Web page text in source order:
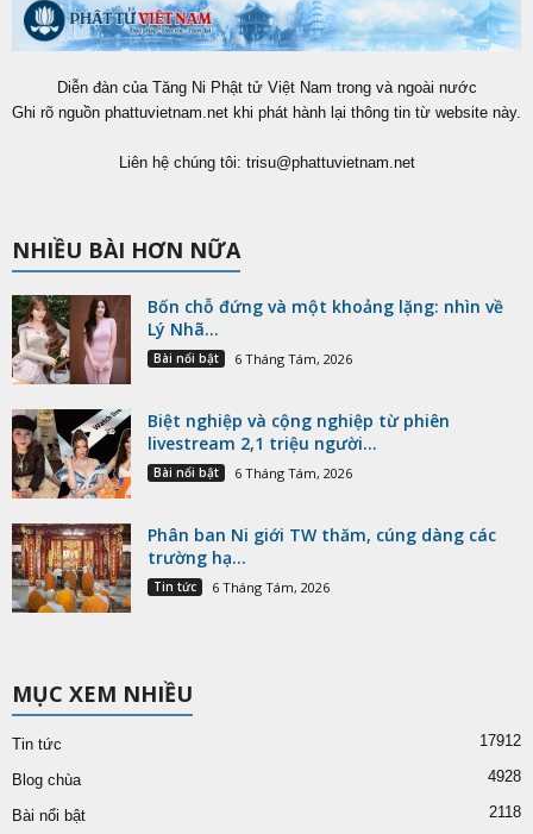
Diễn đàn của Tăng Ni Phật tử Việt Nam trong và ngoài nước
Ghi rõ nguồn phattuvietnam.net khi phát hành lại thông tin từ website này.
Liên hệ chúng tôi: trisu@phattuvietnam.net
NHIỀU BÀI HƠN NỮA
Bốn chỗ đứng và một khoảng lặng: nhìn về
Lý Nhã...
Bài nổi bật 6 Tháng Tám, 2026
Biệt nghiệp và cộng nghiệp từ phiên
livestream 2,1 triệu người...
Bài nổi bật 6 Tháng Tám, 2026
Phân ban Ni giới TW thăm, cúng dàng các
trường hạ...
Tin tức 6 Tháng Tám, 2026
MỤC XEM NHIỀU
Tin tức 17912
Blog chùa 4928
Bài nổi bật 2118